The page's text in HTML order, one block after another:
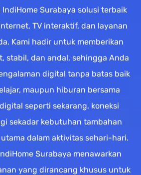
Surabaya solusi terbaik
TV interaktif, dan layanan
Kami hadir untuk memberikan
stabil, dan andal, sehingga Anda
digital tanpa batas baik
maupun hiburan bersama
seperti sekarang, koneksi
sekadar kebutuhan tambahan
dalam aktivitas sehari-hari.
Surabaya menawarkan
yang dirancang khusus untuk